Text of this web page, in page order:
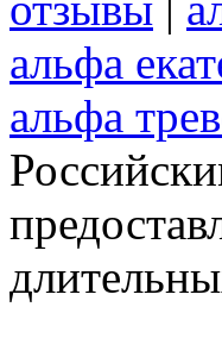
альфа
альфа